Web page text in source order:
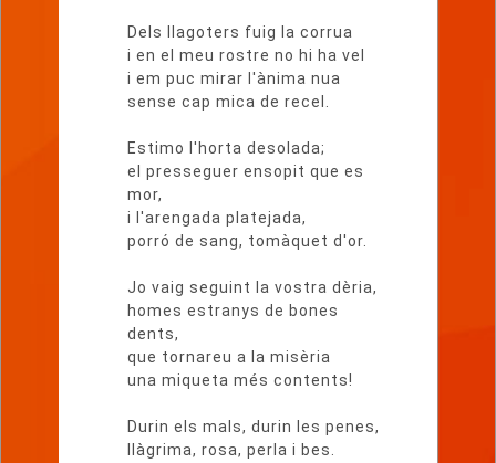
Dels llagoters fuig la corrua
i en el meu rostre no hi ha vel
i em puc mirar l'ànima nua
sense cap mica de recel.
Estimo l'horta desolada;
el presseguer ensopit que es
mor,
i l'arengada platejada,
porró de sang, tomàquet d'or.
Jo vaig seguint la vostra dèria,
homes estranys de bones
dents,
que tornareu a la misèria
una miqueta més contents!
Durin els mals, durin les penes,
llàgrima, rosa, perla i bes.